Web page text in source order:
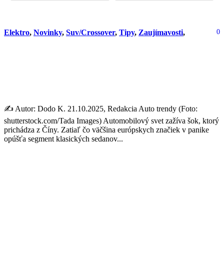
Elektro, Novinky, Suv/Crossover, Tipy, Zaujímavosti, 0
✍️ Autor: Dodo K. 21.10.2025, Redakcia Auto trendy (Foto:
shutterstock.com/Tada Images) Automobilový svet zažíva šok, ktorý
prichádza z Číny. Zatiaľ čo väčšina európskych značiek v panike
opúšťa segment klasických sedanov...